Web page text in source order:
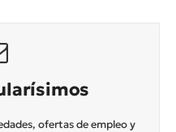
ofertas de empleo y